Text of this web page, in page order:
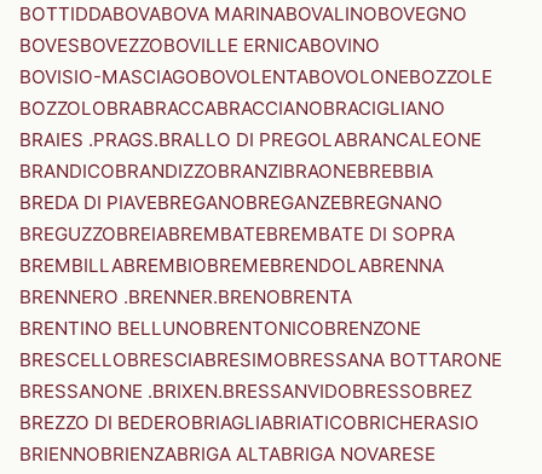
BOTTIDDABOVABOVA MARINABOVALINOBOVEGNO
BOVESBOVEZZOBOVILLE ERNICABOVINO
BOVISIO-MASCIAGOBOVOLENTABOVOLONEBOZZOLE
BOZZOLOBRABRACCABRACCIANOBRACIGLIANO
BRAIES .PRAGS.BRALLO DI PREGOLABRANCALEONE
BRANDICOBRANDIZZOBRANZIBRAONEBREBBIA
BREDA DI PIAVEBREGANOBREGANZEBREGNANO
BREGUZZOBREIABREMBATEBREMBATE DI SOPRA
BREMBILLABREMBIOBREMEBRENDOLABRENNA
BRENNERO .BRENNER.BRENOBRENTA
BRENTINO BELLUNOBRENTONICOBRENZONE
BRESCELLOBRESCIABRESIMOBRESSANA BOTTARONE
BRESSANONE .BRIXEN.BRESSANVIDOBRESSOBREZ
BREZZO DI BEDEROBRIAGLIABRIATICOBRICHERASIO
BRIENNOBRIENZABRIGA ALTABRIGA NOVARESE